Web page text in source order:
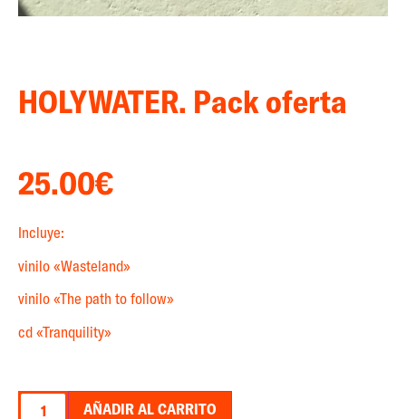
HOLYWATER. Pack oferta
25.00€
Incluye:
vinilo «Wasteland»
vinilo «The path to follow»
cd «Tranquility»
AÑADIR AL CARRITO